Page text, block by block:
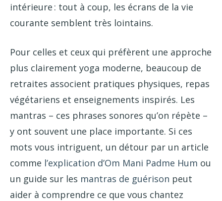
intérieure : tout à coup, les écrans de la vie
courante semblent très lointains.
Pour celles et ceux qui préfèrent une approche
plus clairement yoga moderne, beaucoup de
retraites associent pratiques physiques, repas
végétariens et enseignements inspirés. Les
mantras – ces phrases sonores qu’on répète –
y ont souvent une place importante. Si ces
mots vous intriguent, un détour par un article
comme l’explication d’Om Mani Padme Hum ou
un guide sur les mantras de guérison peut
aider à comprendre ce que vous chantez